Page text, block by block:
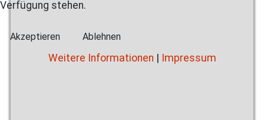
Verfügung stehen.
Akzeptieren Ablehnen
Weitere Informationen Impressum